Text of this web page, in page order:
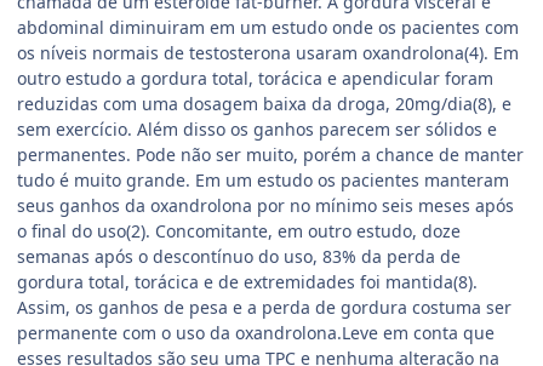
abdominal diminuiram em um estudo onde os pacientes com
os níveis normais de testosterona usaram oxandrolona(4). Em
outro estudo a gordura total, torácica e apendicular foram
reduzidas com uma dosagem baixa da droga, 20mg/dia(8), e
sem exercício. Além disso os ganhos parecem ser sólidos e
permanentes. Pode não ser muito, porém a chance de manter
tudo é muito grande. Em um estudo os pacientes manteram
seus ganhos da oxandrolona por no mínimo seis meses após
o final do uso(2). Concomitante, em outro estudo, doze
semanas após o descontínuo do uso, 83% da perda de
gordura total, torácica e de extremidades foi mantida(8).
Assim, os ganhos de pesa e a perda de gordura costuma ser
permanente com o uso da oxandrolona.Leve em conta que
esses resultados são seu uma TPC e nenhuma alteração na